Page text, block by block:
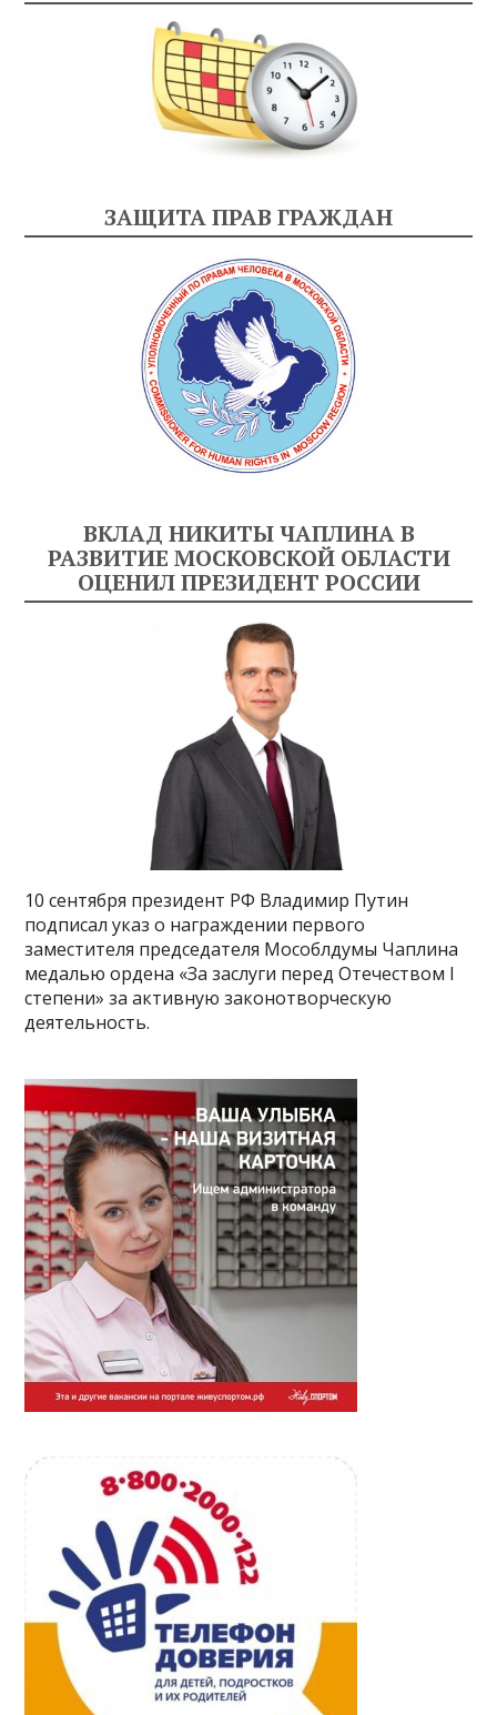
ЗАЩИТА ПРАВ ГРАЖДАН
ВКЛАД НИКИТЫ ЧАПЛИНА В
РАЗВИТИЕ МОСКОВСКОЙ ОБЛАСТИ
ОЦЕНИЛ ПРЕЗИДЕНТ РОССИИ
10 сентября президент РФ Владимир Путин
подписал указ о награждении первого
заместителя председателя Мособлдумы Чаплина
медалью ордена «За заслуги перед Отечеством I
степени» за активную законотворческую
деятельность.